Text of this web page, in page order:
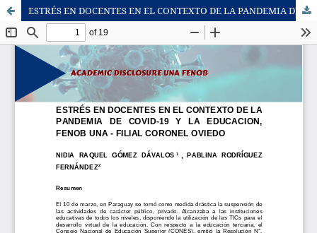
ESTRÉS EN DOCENTES EN EL CONTEXTO DE LA PANDEMIA DE COVID-19 Y LA EDUCACION, FENOB UNA